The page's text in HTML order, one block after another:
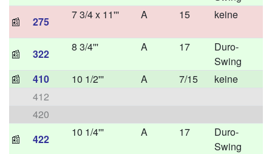
📰 275
7 3/4 x 11''' A 15 keine
📰 322
8 3/4''' A 17
Duro-
Swing
📰 410 10 1/2''' A 7/15 keine
412
420
📰
422
10 1/4''' A 17
Duro-
Swing